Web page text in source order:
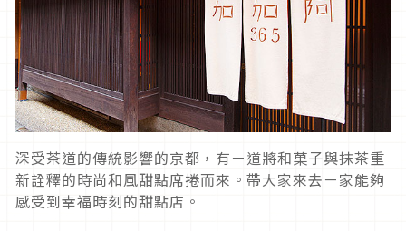
深受茶道的傳統影響的京都，有ㄧ道將和菓子與抹茶重
新詮釋的時尚和風甜點席捲而來。帶大家來去ㄧ家能夠
感受到幸福時刻的甜點店。